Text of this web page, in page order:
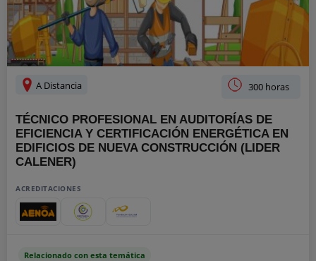
A Distancia 300 horas
TÉCNICO PROFESIONAL EN AUDITORÍAS DE
EFICIENCIA Y CERTIFICACIÓN ENERGÉTICA EN
EDIFICIOS DE NUEVA CONSTRUCCIÓN (LIDER
CALENER)
ACREDITACIONES
Relacionado con esta temática